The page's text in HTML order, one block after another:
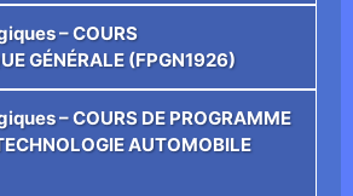
– COURS
GÉNÉRALE (FPGN1926)
– COURS DE PROGRAMME
AUTOMOBILE